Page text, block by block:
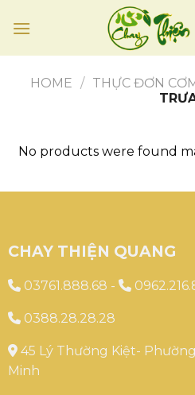
HOME / THỰC ĐƠN
No products were found
CHAY THIỆN QUANG
03761.888.68 -
0388.28.28.28
45 Lý Thường Kiệt- Phường
Minh